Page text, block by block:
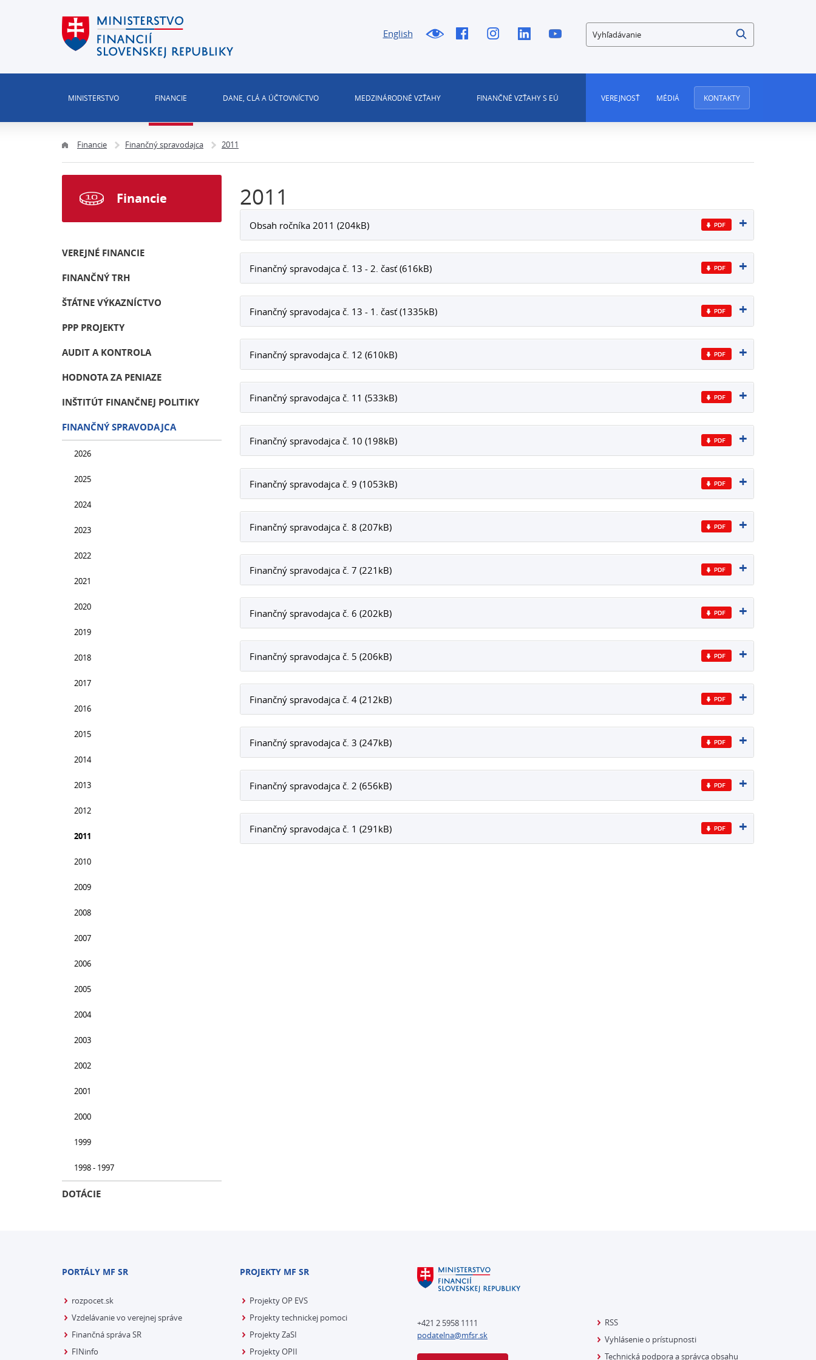
English Vyhľadávanie
MINISTERSTVO FINANCIE DANE, CLÁ A ÚČTOVNÍCTVO MEDZINÁRODNÉ VZŤAHY FINANČNÉ VZŤAHY S EÚ VEREJNOSŤ MÉDIÁ KONTAKTY
Financie Finančný spravodajca 2011
2011
Obsah ročníka 2011 (204kB)
Finančný spravodajca č. 13 - 2. časť (616kB)
Finančný spravodajca č. 13 - 1. časť (1335kB)
Finančný spravodajca č. 12 (610kB)
Finančný spravodajca č. 11 (533kB)
Finančný spravodajca č. 10 (198kB)
Finančný spravodajca č. 9 (1053kB)
Finančný spravodajca č. 8 (207kB)
Finančný spravodajca č. 7 (221kB)
Finančný spravodajca č. 6 (202kB)
Finančný spravodajca č. 5 (206kB)
Finančný spravodajca č. 4 (212kB)
Finančný spravodajca č. 3 (247kB)
Finančný spravodajca č. 2 (656kB)
Finančný spravodajca č. 1 (291kB)
Financie
VEREJNÉ FINANCIE
FINANČNÝ TRH
ŠTÁTNE VÝKAZNÍCTVO
PPP PROJEKTY
AUDIT A KONTROLA
HODNOTA ZA PENIAZE
INŠTITÚT FINANČNEJ POLITIKY
FINANČNÝ SPRAVODAJCA
2026
2025
2024
2023
2022
2021
2020
2019
2018
2017
2016
2015
2014
2013
2012
2011
2010
2009
2008
2007
2006
2005
2004
2003
2002
2001
2000
1999
1998 - 1997
DOTÁCIE
PORTÁLY MF SR
rozpocet.sk
Vzdelávanie vo verejnej správe
Finančná správa SR
FINinfo
PROJEKTY MF SR
Projekty OP EVS
Projekty technickej pomoci
Projekty ZaSI
Projekty OPII
+421 2 5958 1111
podatelna@mfsr.sk
RSS
Vyhlásenie o prístupnosti
Technická podpora a správca obsahu